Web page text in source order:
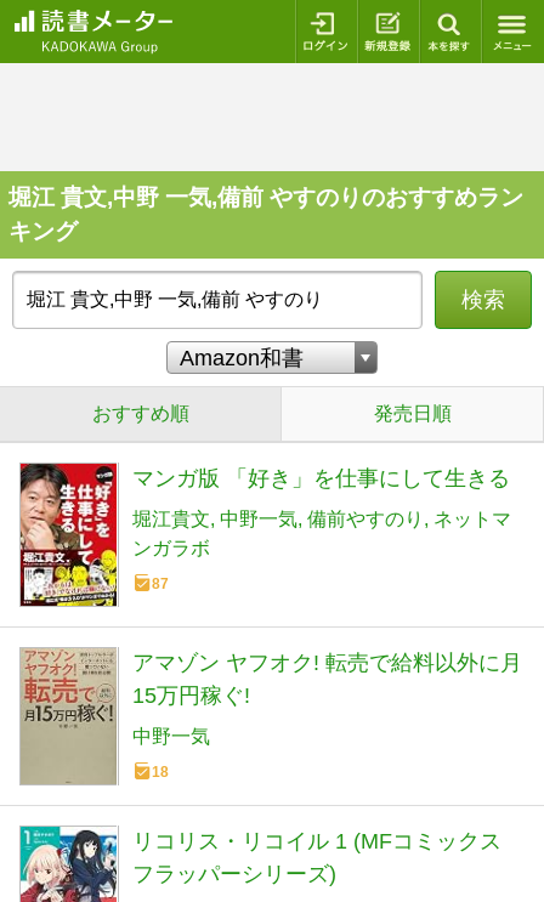
ログイン 新規登録
堀江 貴文,中野 一気,備前 やすのりのおすすめラン
キング
検索
おすすめ順 発売日順
マンガ版 「好き」を仕事にして生きる
堀江貴文 中野一気 備前やすのり
ネットマ
ンガラボ
87
アマゾン ヤフオク! 転売で給料以外に月
15万円稼ぐ!
中野一気
18
リコリス・リコイル 1 (MFコミックス
フラッパーシリーズ)